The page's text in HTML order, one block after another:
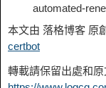
automated-
本文由 落格博客 原
certbot
轉載請保留出處和原